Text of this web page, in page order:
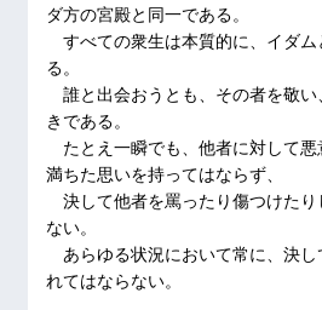
ダ方の宮殿と同一である。
すべての衆生は本質的に、イダム
る。
誰と出会おうとも、その者を敬い
きである。
たとえ一瞬でも、他者に対して悪
満ちた思いを持ってはならず、
決して他者を罵ったり傷つけたり
ない。
あらゆる状況において常に、決し
れてはならない。